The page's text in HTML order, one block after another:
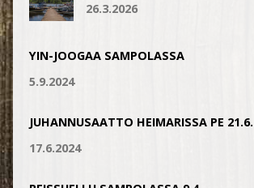
26.3.2026
YIN-JOOGAA SAMPOLASSA
5.9.2024
JUHANNUSAATTO HEIMARISSA PE 21.6.
17.6.2024